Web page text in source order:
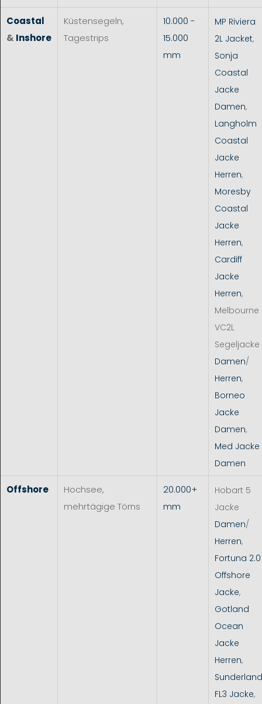
Coastal
& Inshore
Küstensegeln,
Tagestrips
10.000 -
15.000
mm
MP Riviera
2L Jacket,
Sonja
Coastal
Jacke
Damen,
Langholm
Coastal
Jacke
Herren,
Moresby
Coastal
Jacke
Herren,
Cardiff
Jacke
Herren,
Melbourne
VC2L
Segeljacke
Damen/
Herren,
Borneo
Jacke
Damen,
Med Jacke
Damen
Offshore
Hochsee,
mehrtägige Törns
20.000+
mm
Hobart 5
Jacke
Damen/
Herren,
Fortuna 2.0
Offshore
Jacke,
Gotland
Ocean
Jacke
Herren,
Sunderland
FL3 Jacke,